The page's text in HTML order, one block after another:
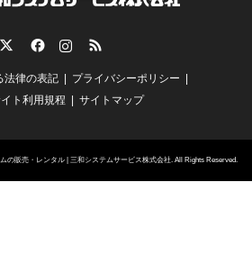
RSS
法律の表記
プライバシーポリシー
ト利用規程
サイトマップ
の販売・レンタル | 三和システムサービス株式会社. All Rights Reserved.